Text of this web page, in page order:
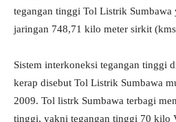
tegangan tinggi Tol Listrik
jaringan 748,71 kilo meter sirkit
Sistem interkoneksi tegangan tinggi
kerap disebut Tol Listrik Sumbawa
2009. Tol listrk Sumbawa terbagi
tinggi, yakni tegangan tinggi 70 kilo